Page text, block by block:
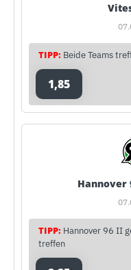
TIPP: Beide Teams
1,85
Hannover
TIPP: Hannover 96 II
treffen